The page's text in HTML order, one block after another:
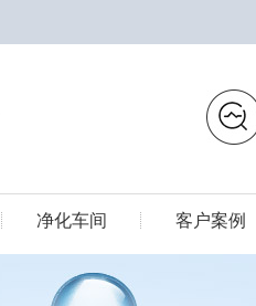
净化车间 客户案例